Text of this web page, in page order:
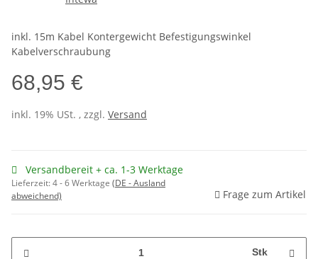
inkl. 15m Kabel Kontergewicht Befestigungswinkel
Kabelverschraubung
68,95 €
inkl. 19% USt. , zzgl. Versand
Versandbereit + ca. 1-3 Werktage
Lieferzeit:4 - 6 Werktage (DE - Ausland
abweichend)
Frage zum Artikel
Stk